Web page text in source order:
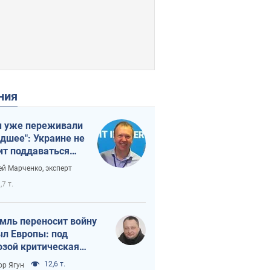
переживали
Украине не
поддаваться
из-за
Марченко, эксперт
т.
переносит войну
Европы: под
критическая
Ягун 12,6 т.